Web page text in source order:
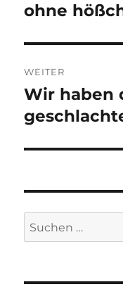
Beitrag:
ohne
WEITER
Nächster
Beitrag:
Wir haben
Suchen
nach: